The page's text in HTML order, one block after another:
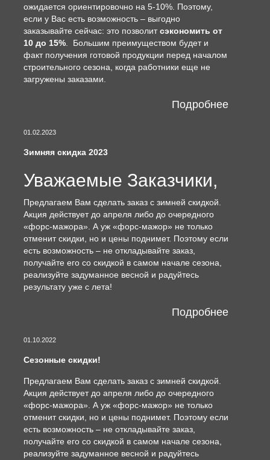
ожидается ориентировочно на 5-10%. Поэтому,
если у Вас есть возможность – выгодно
заказывайте сейчас: это позволитсэкономить от
10 до 15% . Большим преимуществом будет и
факт получения готовой продукции перед началом
строительного сезона, когда работники еще не
загружены заказами.
Подробнее
01.02.2023
Зимняя скидка 2023
Уважаемые Заказчики,
Предлагаем Вам сделать заказ с зимней скидкой.
Акция действует до апреля либо до очередного
«форс-мажора». А уж «форс-мажор» не только
отменит скидки, но и цены поднимет. Поэтому если
есть возможность – не откладывайте заказ,
получайте его со скидкой в самом начале сезона,
реализуйте задуманное весной и радуйтесь
результату уже с лета!
Подробнее
01.10.2022
Сезонные скидки!
Предлагаем Вам сделать заказ с зимней скидкой.
Акция действует до апреля либо до очередного
«форс-мажора». А уж «форс-мажор» не только
отменит скидки, но и цены поднимет. Поэтому если
есть возможность – не откладывайте заказ,
получайте его со скидкой в самом начале сезона,
реализуйте задуманное весной и радуйтесь